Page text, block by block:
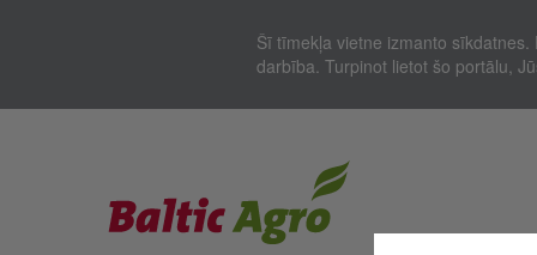
Šī tīmekļa vietne izmanto
darbība. Turpinot lietot šo portālu,